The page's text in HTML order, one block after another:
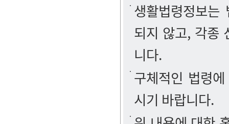
생활법령정보
되지 않고, 각종
니다.
구체적인 법령
시기 바랍니다.